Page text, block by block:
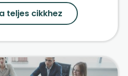
teljes cikkhez